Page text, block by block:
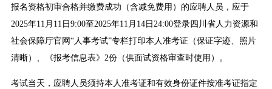
报名资格初审合格并缴费成功（含减免费用）的应聘人员，应于
2025年11月11日9:00至2025年11月14日24:00登录四川省人力资源和
社会保障厅官网“人事考试”专栏打印本人准考证（保证字迹、照片
清晰）、《报考信息表》2份（供面试资格审查时使用）。
考试当天，应聘人员须持本人准考证和有效身份证件按准考证指定